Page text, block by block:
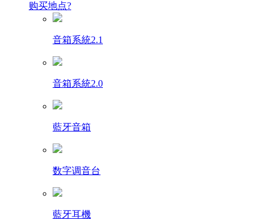
购买地点?
音箱系統2.1
音箱系統2.0
藍牙音箱
数字调音台
藍牙耳機